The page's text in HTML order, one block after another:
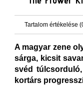
Tartalom értékelése
A magyar zene
sárga, kicsit
svéd
kortárs